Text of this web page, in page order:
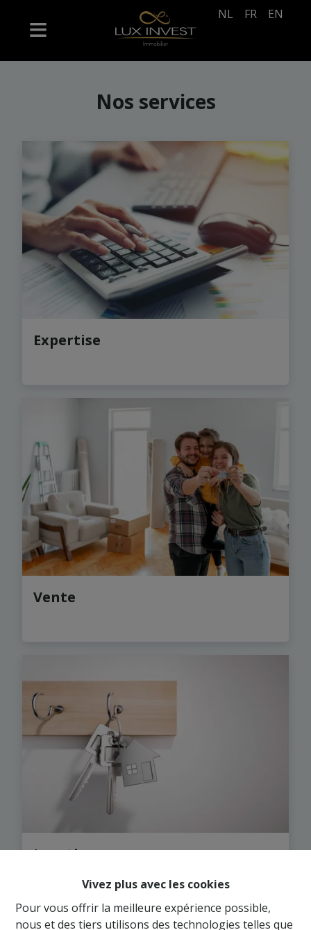
Vivez plus avec les cookies
Pour vous offrir la meilleure expérience possible,
nous et des tiers utilisons des technologies telles que
NL FR EN
Nos services
Expertise
Vente
Location